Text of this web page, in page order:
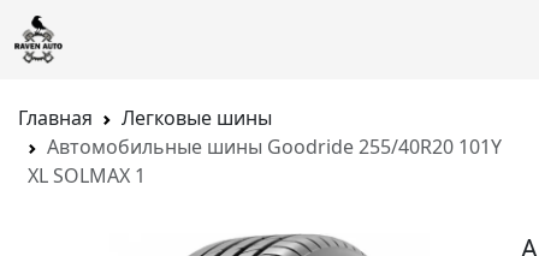
Главная
Легковые шины
Автомобильные шины Goodride 255/40R20 101Y
XL SOLMAX 1